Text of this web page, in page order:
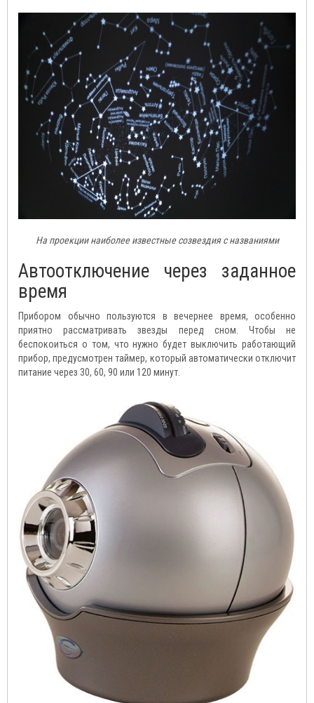
На проекции наиболее известные созвездия с названиями
Автоотключение через заданное
время
Прибором обычно пользуются в вечернее время, особенно
приятно рассматривать звезды перед сном. Чтобы не
беспокоиться о том, что нужно будет выключить работающий
прибор, предусмотрен таймер, который автоматически отключит
питание через 30, 60, 90 или 120 минут.